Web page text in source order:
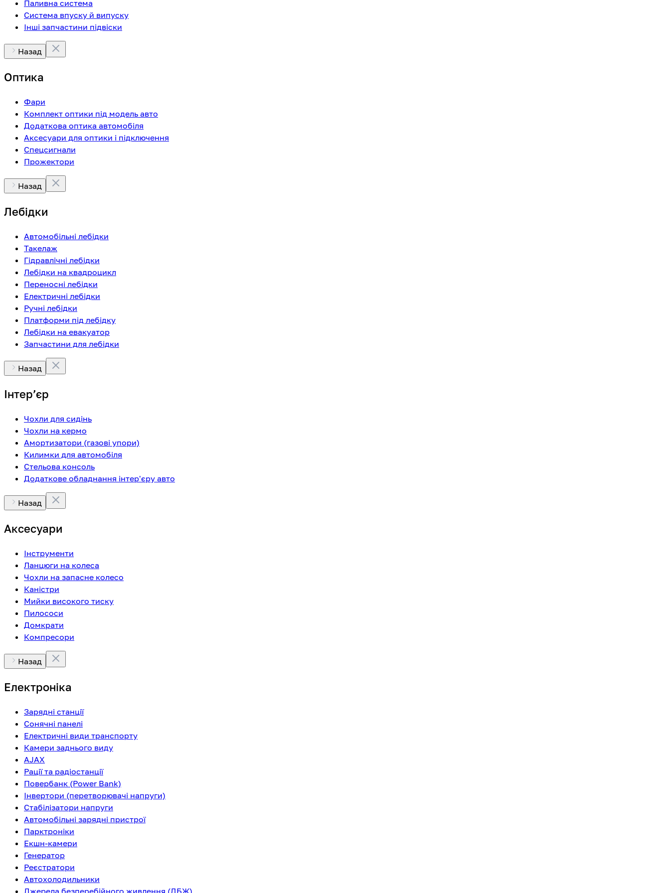
Паливна система
Система впуску й випуску
Інші запчастини підвіски
Назад
Оптика
Фари
Комплект оптики під модель авто
Додаткова оптика автомобіля
Аксесуари для оптики і підключення
Спецсигнали
Прожектори
Назад
Лебідки
Автомобільні лебідки
Такелаж
Гідравлічні лебідки
Лебідки на квадроцикл
Переносні лебідки
Електричні лебідки
Ручні лебідки
Платформи під лебідку
Лебідки на евакуатор
Запчастини для лебідки
Назад
Інтерʼєр
Чохли для сидінь
Чохли на кермо
Амортизатори (газові упори)
Килимки для автомобіля
Стельова консоль
Додаткове обладнання інтер'єру авто
Назад
Аксесуари
Інструменти
Ланцюги на колеса
Чохли на запасне колесо
Каністри
Мийки високого тиску
Пилососи
Домкрати
Компресори
Назад
Електроніка
Зарядні станції
Сонячні панелі
Електричні види транспорту
Камери заднього виду
AJAX
Рації та радіостанції
Повербанк (Power Bank)
Інвертори (перетворювачі напруги)
Стабілізатори напруги
Автомобільні зарядні пристрої
Парктроніки
Екшн-камери
Генератор
Реєстратори
Автохолодильники
Джерела безперебійного живлення (ДБЖ)